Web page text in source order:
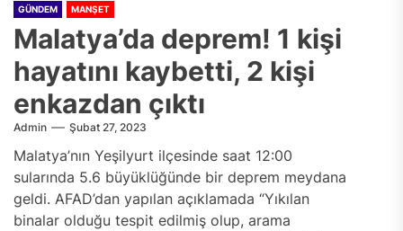
GÜNDEM MANŞET
Malatya’da deprem! 1 kişi
hayatını kaybetti, 2 kişi
enkazdan çıktı
Admin Şubat 27, 2023
Malatya’nın Yeşilyurt ilçesinde saat 12:00
sularında 5.6 büyüklüğünde bir deprem meydana
geldi. AFAD’dan yapılan açıklamada “Yıkılan
binalar olduğu tespit edilmiş olup, arama